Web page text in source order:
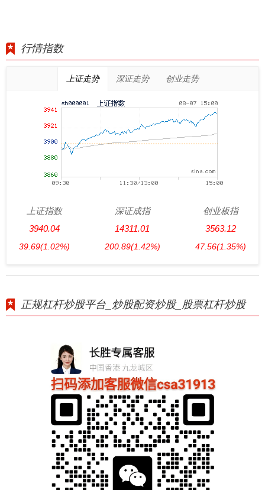
行情指数
上证走势 深证走势 创业走势
上证指数
3940.04
39.69(1.02%)
深证成指
14311.01
200.89(1.42%)
创业板指
3563.12
47.56(1.35%)
正规杠杆炒股平台_炒股配资炒股_股票杠杆炒股